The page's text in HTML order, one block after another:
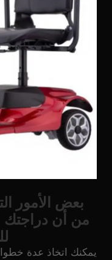
بعض الأمور
من أن دراجتك
يمكنك اتخاذ عدة